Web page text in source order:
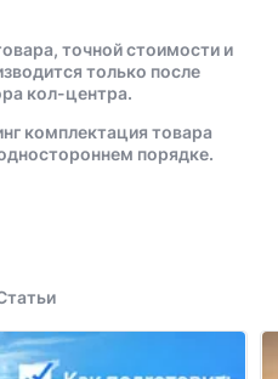
точной стоимости и
только после
кол-центра.
комплектация товара
порядке.